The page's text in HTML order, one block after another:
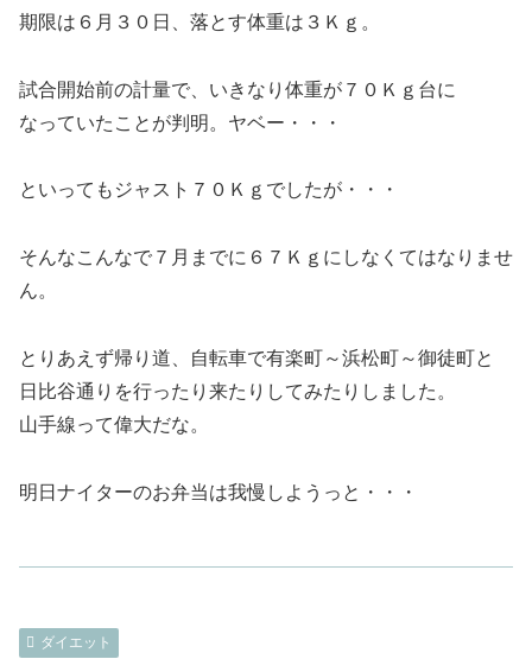
期限は６月３０日、落とす体重は３Ｋｇ。
試合開始前の計量で、いきなり体重が７０Ｋｇ台に
なっていたことが判明。ヤベー・・・
といってもジャスト７０Ｋｇでしたが・・・
そんなこんなで７月までに６７Ｋｇにしなくてはなりませ
ん。
とりあえず帰り道、自転車で有楽町～浜松町～御徒町と
日比谷通りを行ったり来たりしてみたりしました。
山手線って偉大だな。
明日ナイターのお弁当は我慢しようっと・・・
ダイエット